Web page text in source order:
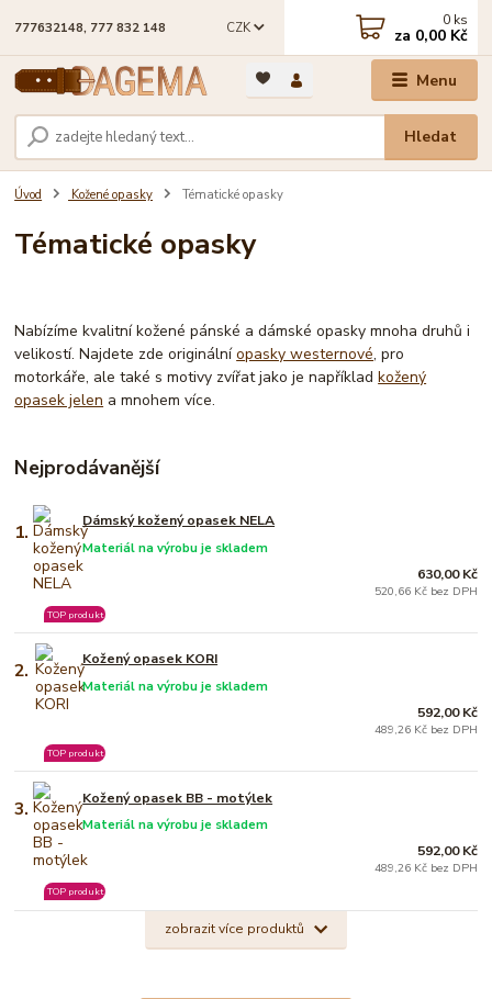
Menu
CZK
Hledat
777632148, 777 832 148 0 ks
za 0,00 Kč
Úvod Kožené opasky Tématické opasky
Tématické opasky
Nabízíme kvalitní kožené pánské a dámské opasky mnoha druhů i
velikostí. Najdete zde originálníopasky westernové, pro
motorkáře, ale také s motivy zvířat jako je napříkladkožený
opasek jelen a mnohem více.
Nejprodávanější
1. Dámský kožený opasek NELA
Materiál na výrobu je skladem
TOP produkt
630,00 Kč
520,66 Kč bez DPH
2. Kožený opasek KORI
Materiál na výrobu je skladem
TOP produkt
592,00 Kč
489,26 Kč bez DPH
3. Kožený opasek BB - motýlek
Materiál na výrobu je skladem
TOP produkt
592,00 Kč
489,26 Kč bez DPH
zobrazit více produktů